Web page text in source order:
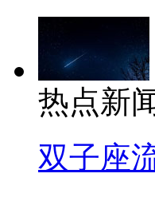
热点新
双子座